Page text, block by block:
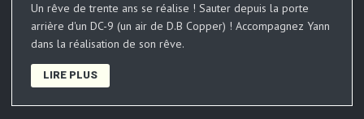
Un rêve de trente ans se réalise ! Sauter depuis la porte
arrière d'un DC-9 (un air de D.B Copper) ! Accompagnez Yann
dans la réalisation de son rêve.
LIRE PLUS